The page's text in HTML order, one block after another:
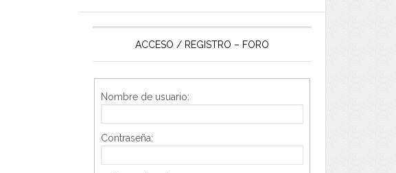
ACCESO / REGISTRO – FORO
Nombre de usuario:
Contraseña: